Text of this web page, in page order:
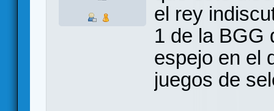
el rey
1 de la BGG
espejo en el
juegos de